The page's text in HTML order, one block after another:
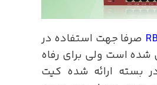
صرفا جهت استفاده در
شده است ولی برای رفاه
بسته ارائه شده کیت